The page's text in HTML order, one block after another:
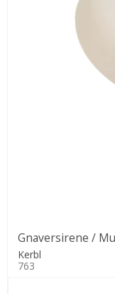
Gnaversirene /
Kerbl
763